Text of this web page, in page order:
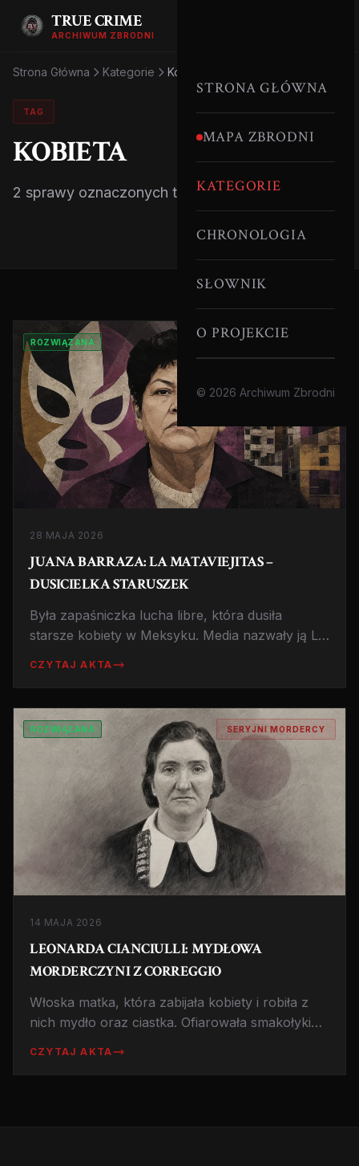
TRUE CRIME
ARCHIWUM ZBRODNI
STRONA GŁÓWNA
MAPA ZBRODNI
KATEGORIE
CHRONOLOGIA
SŁOWNIK
O PROJEKCIE
© 2026 Archiwum Zbrodni
Strona Główna Kategorie Kobieta
TAG
KOBIETA
2 sprawy oznaczonych tym tagiem.
ROZWIĄZANA SERYJNI MORDERCY
28 MAJA 2026
JUANA BARRAZA: LA MATAVIEJITAS –
DUSICIELKA STARUSZEK
Była zapaśniczka lucha libre, która dusiła
starsze kobiety w Meksyku. Media nazwały ją La
CZYTAJ AKTA
ROZWIĄZANA SERYJNI MORDERCY
14 MAJA 2026
LEONARDA CIANCIULLI: MYDŁOWA
MORDERCZYNI Z CORREGGIO
Włoska matka, która zabijała kobiety i robiła z
nich mydło oraz ciastka. Ofiarowała smakołyki
CZYTAJ AKTA